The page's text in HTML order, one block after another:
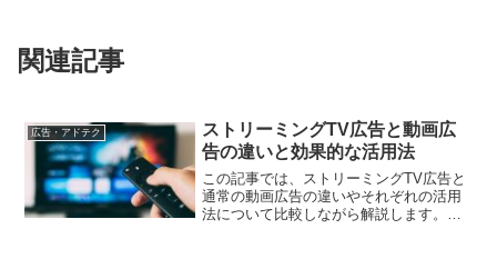
関連記事
広告・アドテク
ストリーミングTV広告と動画広
告の違いと効果的な活用法
この記事では、ストリーミングTV広告と
通常の動画広告の違いやそれぞれの活用
法について比較しながら解説します。ど